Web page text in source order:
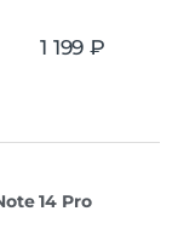
1 199 ₽
14 Pro